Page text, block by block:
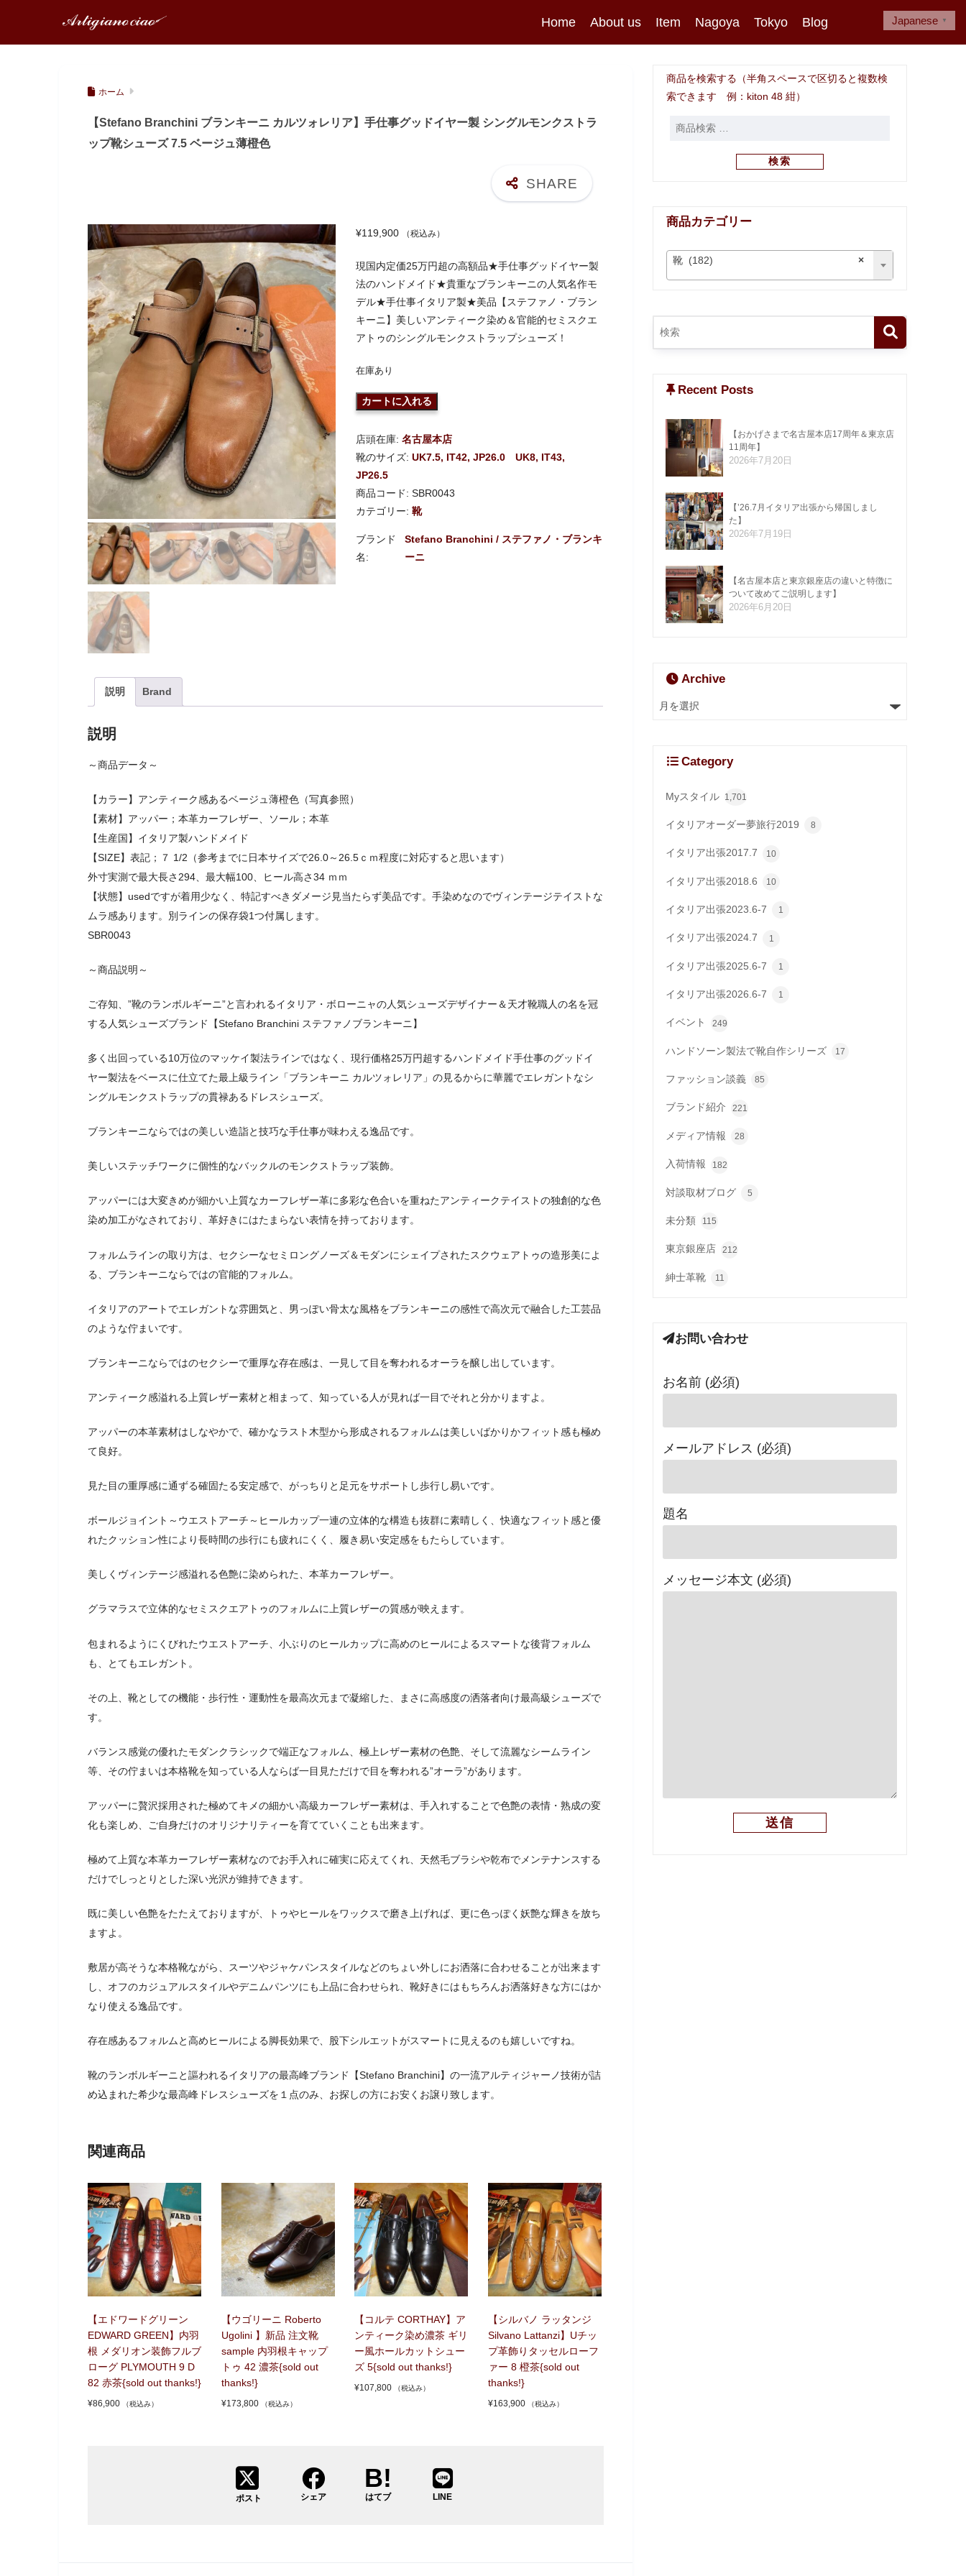
Home About us Item Nagoya Tokyo Blog
ホーム
【Stefano Branchini ブランキーニ カルツォレリア】手仕事グッドイヤー製 シングルモンクストラ
ップ靴シューズ 7.5 ベージュ薄橙色
¥119,900 （税込み）
現国内定価25万円超の高額品★手仕事グッドイヤー製
法のハンドメイド★貴重なブランキーニの人気名作モ
デル★手仕事イタリア製★美品【ステファノ・ブラン
キーニ】美しいアンティーク染め＆官能的セミスクエ
アトゥのシングルモンクストラップシューズ！
在庫あり
カートに入れる
店頭在庫:名古屋本店
靴のサイズ:UK7.5, IT42, JP26.0
UK8, IT43,
JP26.5
商品コード:SBR0043
カテゴリー:靴
Stefano Branchini / ステファノ・ブランキ
ーニ
説明 Brand
説明
～商品データ～
【カラー】アンティーク感あるベージュ薄橙色（写真参照）
【素材】アッパー；本革カーフレザー、ソール；本革
【生産国】イタリア製ハンドメイド
【SIZE】表記；７ 1/2（参考までに日本サイズで26.0～26.5ｃｍ程度に対応すると思います）
外寸実測で最大長さ294、最大幅100、ヒール高さ34 ｍｍ
【状態】usedですが着用少なく、特記すべきダメージ見当たらず美品です。手染めなのでヴィンテージテイストな
ムラ感あります。別ラインの保存袋1つ付属します。
SBR0043
～商品説明～
ご存知、”靴のランボルギーニ”と言われるイタリア・ボローニャの人気シューズデザイナー＆天才靴職人の名を冠
する人気シューズブランド【Stefano Branchini ステファノブランキーニ】
多く出回っている10万位のマッケイ製法ラインではなく、現行価格25万円超するハンドメイド手仕事のグッドイ
ヤー製法をベースに仕立てた最上級ライン「ブランキーニ カルツォレリア」の見るからに華麗でエレガントなシ
ングルモンクストラップの貫禄あるドレスシューズ。
ブランキーニならではの美しい造詣と技巧な手仕事が味わえる逸品です。
美しいステッチワークに個性的なバックルのモンクストラップ装飾。
アッパーには大変きめが細かい上質なカーフレザー革に多彩な色合いを重ねたアンティークテイストの独創的な色
染め加工がなされており、革好きにはたまらない表情を持っております。
フォルムラインの取り方は、セクシーなセミロングノーズ＆モダンにシェイプされたスクウェアトゥの造形美によ
る、ブランキーニならではの官能的フォルム。
イタリアのアートでエレガントな雰囲気と、男っぽい骨太な風格をブランキーニの感性で高次元で融合した工芸品
のような佇まいです。
ブランキーニならではのセクシーで重厚な存在感は、一見して目を奪われるオーラを醸し出しています。
アンティーク感溢れる上質レザー素材と相まって、知っている人が見れば一目でそれと分かりますよ。
アッパーの本革素材はしなやかで、確かなラスト木型から形成されるフォルムは美しいばかりかフィット感も極め
て良好。
見た目の重厚感に通ずる確固たる安定感で、がっちりと足元をサポートし歩行し易いです。
ボールジョイント～ウエストアーチ～ヒールカップ一連の立体的な構造も抜群に素晴しく、快適なフィット感と優
れたクッション性により長時間の歩行にも疲れにくく、履き易い安定感をもたらしています。
美しくヴィンテージ感溢れる色艶に染められた、本革カーフレザー。
グラマラスで立体的なセミスクエアトゥのフォルムに上質レザーの質感が映えます。
包まれるようにくびれたウエストアーチ、小ぶりのヒールカップに高めのヒールによるスマートな後背フォルム
も、とてもエレガント。
その上、靴としての機能・歩行性・運動性を最高次元まで凝縮した、まさに高感度の洒落者向け最高級シューズで
す。
バランス感覚の優れたモダンクラシックで端正なフォルム、極上レザー素材の色艶、そして流麗なシームライン
等、その佇まいは本格靴を知っている人ならば一目見ただけで目を奪われる”オーラ”があります。
アッパーに贅沢採用された極めてキメの細かい高級カーフレザー素材は、手入れすることで色艶の表情・熟成の変
化も楽しめ、ご自身だけのオリジナリティーを育てていくことも出来ます。
極めて上質な本革カーフレザー素材なのでお手入れに確実に応えてくれ、天然毛ブラシや乾布でメンテナンスする
だけでしっとりとした深い光沢が維持できます。
既に美しい色艶をたたえておりますが、トゥやヒールをワックスで磨き上げれば、更に色っぽく妖艶な輝きを放ち
ますよ。
敷居が高そうな本格靴ながら、スーツやジャケパンスタイルなどのちょい外しにお洒落に合わせることが出来ます
し、オフのカジュアルスタイルやデニムパンツにも上品に合わせられ、靴好きにはもちろんお洒落好きな方にはか
なり使える逸品です。
存在感あるフォルムと高めヒールによる脚長効果で、股下シルエットがスマートに見えるのも嬉しいですね。
靴のランボルギーニと謳われるイタリアの最高峰ブランド【Stefano Branchini】の一流アルティジャーノ技術が詰
め込まれた希少な最高峰ドレスシューズを１点のみ、お探しの方にお安くお譲り致します。
関連商品
【エドワードグリーン
EDWARD GREEN】内羽
根 メダリオン装飾フルブ
ローグ PLYMOUTH 9 D
82 赤茶{sold out thanks!}
¥86,900 （税込み）
【ウゴリーニ Roberto
Ugolini 】新品 注文靴
sample 内羽根キャップ
トゥ 42 濃茶{sold out
thanks!}
¥173,800 （税込み）
【コルテ CORTHAY】ア
ンティーク染め濃茶 ギリ
ー風ホールカットシュー
ズ 5{sold out thanks!}
¥107,800 （税込み）
【シルバノ ラッタンジ
Silvano Lattanzi】Uチッ
プ革飾りタッセルローフ
ァー 8 橙茶{sold out
thanks!}
¥163,900 （税込み）
ポスト シェア はてブ LINE
商品を検索する（半角スペースで区切ると複数検
索できます 例：kiton 48 紺）
検索
商品カテゴリー
×
靴 (182)
Recent Posts
【おかげさまで名古屋本店17周年＆東京店
11周年】
2026年7月20日
【’26.7月イタリア出張から帰国しまし
た】
2026年7月19日
【名古屋本店と東京銀座店の違いと特徴に
ついて改めてご説明します】
2026年6月20日
Archive
Category
Myスタイル 1,701
イタリアオーダー夢旅行2019 8
イタリア出張2017.7 10
イタリア出張2018.6 10
イタリア出張2023.6-7 1
イタリア出張2024.7 1
イタリア出張2025.6-7 1
イタリア出張2026.6-7 1
イベント 249
ハンドソーン製法で靴自作シリーズ 17
ファッション談義 85
ブランド紹介 221
メディア情報 28
入荷情報 182
対談取材ブログ 5
未分類 115
東京銀座店 212
紳士革靴 11
お問い合わせ
お名前 (必須)
メールアドレス (必須)
題名
メッセージ本文 (必須)
Japanese ▼